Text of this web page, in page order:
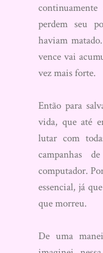
perdem seu
haviam
vence vai
vez mais forte.
Então para
vida, que até
lutar com
campanhas
computador.
essencial, já
que morreu.
De uma